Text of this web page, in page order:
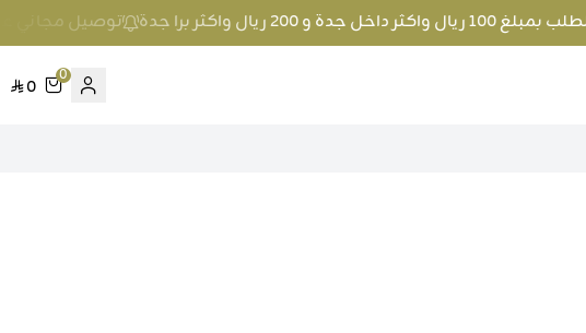
و 200 ريال واكثر برا جدة توصيل مجاني عند الطلب بمبلغ 100 ريال
0
0